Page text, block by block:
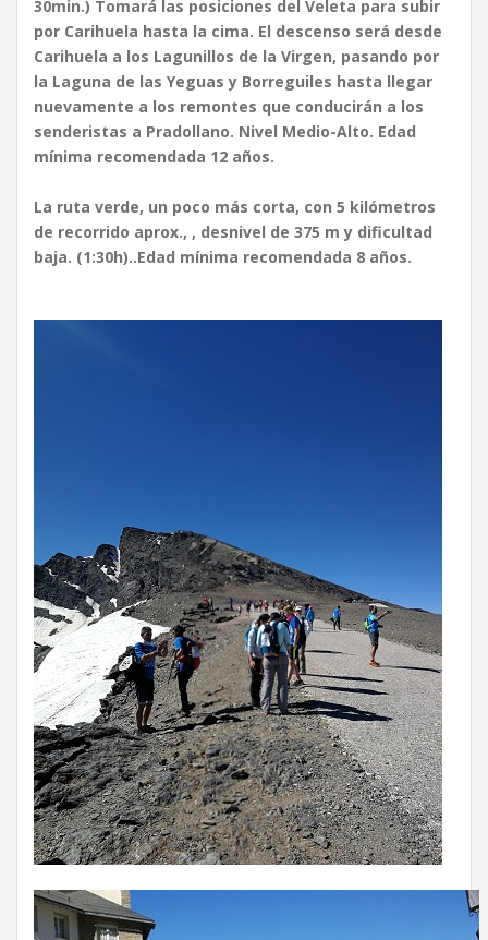
30min.) Tomará las posiciones del Veleta para subir
por Carihuela hasta la cima. El descenso será desde
Carihuela a los Lagunillos de la Virgen, pasando por
la Laguna de las Yeguas y Borreguiles hasta llegar
nuevamente a los remontes que conducirán a los
senderistas a Pradollano. Nivel Medio-Alto. Edad
mínima recomendada 12 años.
La ruta verde, un poco más corta, con 5 kilómetros
de recorrido aprox., , desnivel de 375 m y dificultad
baja. (1:30h)..Edad mínima recomendada 8 años.